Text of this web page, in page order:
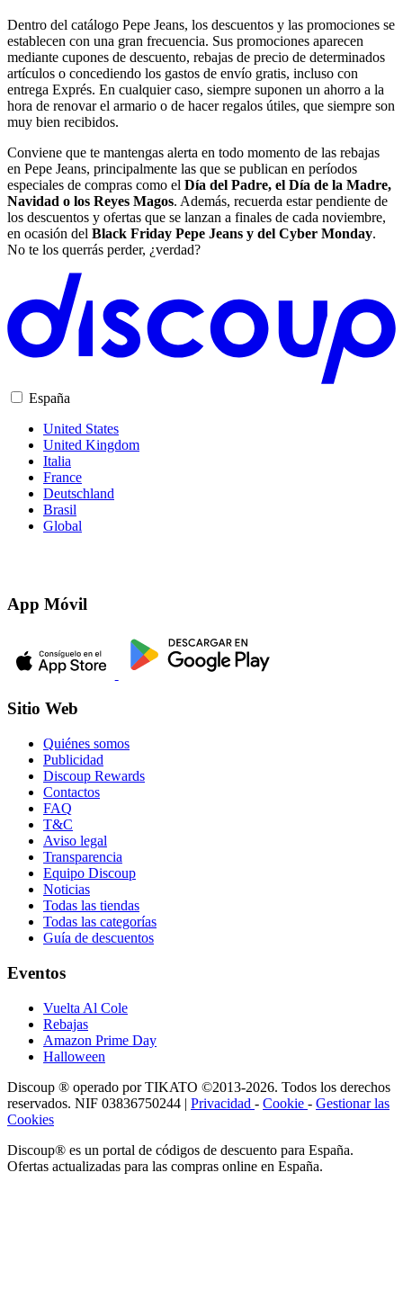
Dentro del catálogo Pepe Jeans, los descuentos y las promociones se
establecen con una gran frecuencia. Sus promociones aparecen
mediante cupones de descuento, rebajas de precio de determinados
artículos o concediendo los gastos de envío gratis, incluso con
entrega Exprés. En cualquier caso, siempre suponen un ahorro a la
hora de renovar el armario o de hacer regalos útiles, que siempre son
muy bien recibidos.
Conviene que te mantengas alerta en todo momento de las rebajas
en Pepe Jeans, principalmente las que se publican en períodos
especiales de compras como el Día del Padre, el Día de la Madre,
Navidad o los Reyes Magos. Además, recuerda estar pendiente de
los descuentos y ofertas que se lanzan a finales de cada noviembre,
en ocasión del Black Friday Pepe Jeans y del Cyber Monday.
No te los querrás perder, ¿verdad?
España
United States
United Kingdom
Italia
France
Deutschland
Brasil
Global
App Móvil
Sitio Web
Quiénes somos
Publicidad
Discoup Rewards
Contactos
FAQ
T&C
Aviso legal
Transparencia
Equipo Discoup
Noticias
Todas las tiendas
Todas las categorías
Guía de descuentos
Eventos
Vuelta Al Cole
Rebajas
Amazon Prime Day
Halloween
Discoup ® operado por TIKATO ©2013-2026. Todos los derechos
reservados. NIF 03836750244 | Privacidad - Cookie - Gestionar las
Cookies
Discoup® es un portal de códigos de descuento para España.
Ofertas actualizadas para las compras online en España.